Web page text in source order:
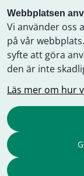
Webbplatsen
Vi använder oss
på vår
syfte att göra
den är inte
Läs mer om hur